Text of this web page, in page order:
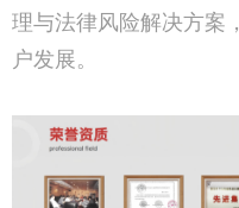
理与法律风险解决方案
户发展。